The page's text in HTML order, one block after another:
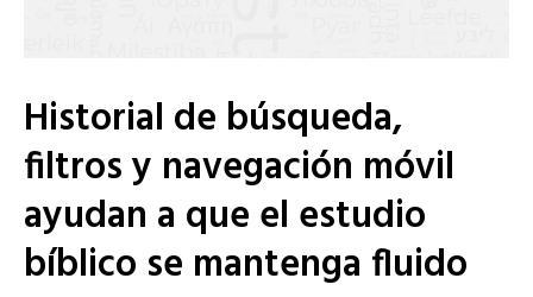
Historial de búsqueda,
filtros y navegación móvil
ayudan a que el estudio
bíblico se mantenga fluido